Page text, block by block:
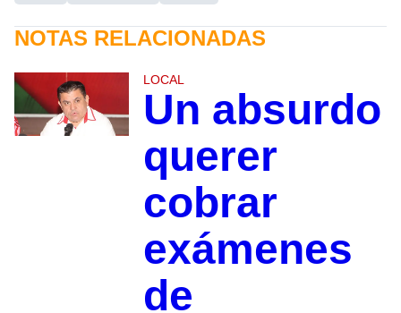
NOTAS RELACIONADAS
LOCAL
Un absurdo
querer
cobrar
exámenes
de